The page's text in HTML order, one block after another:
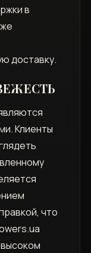
в
доставку.
Клиенты
что